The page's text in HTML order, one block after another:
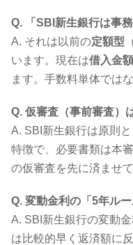
Q. 「SBI新生銀行は事
A. それは以前の定額型
います。現在は借入金
ます。手数料単体では
Q. 仮審査（事前審査）
A. SBI新生銀行は原則
特徴で、必要書類は本
の仮審査を先に済ませ
Q. 変動金利の「5年ル
A. SBI新生銀行の変動
は比較的早く返済額に